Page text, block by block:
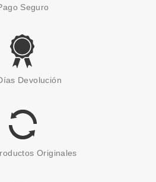
LAUREN
75 ML VP.
49.99€
Seguro
Devolución
Originales